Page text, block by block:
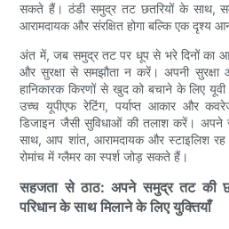
सकते हैं। ठंडी समुद्र तट छतरियों के साथ,
आरामदायक और संरक्षित होगा बल्कि एक दृश्य
अंत में, जब समुद्र तट पर धूप से भरे दिनों का
और सुरक्षा से समझौता न करें। अपनी
हानिकारक किरणों से खुद को बचाने के लिए यूवी
उच्च यूपीएफ रेटिंग, पर्याप्त आकार और
डिजाइन जैसी सुविधाओं की तलाश करें।
साथ, आप शांत, आरामदायक और स्टाइलिश
रोमांच में ग्लैमर का स्पर्श जोड़ सकते हैं।
सहजता से ठाठ: अपने समुद्र तट की
परिधान के साथ मिलाने के लिए युक्तियाँ